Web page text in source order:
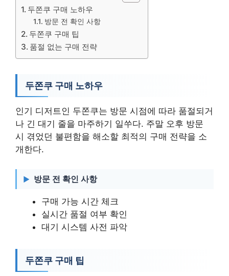
두쫀쿠 구매 노하우
방문 전 확인 사항
두쫀쿠 구매 팁
품절 없는 구매 전략
두쫀쿠 구매 노하우
인기 디저트인 두쫀쿠는 방문 시점에 따라 품절되거
나 긴 대기 줄을 마주하기 일쑤다. 주말 오후 방문
시 겪었던 불편함을 해소할 최적의 구매 전략을 소
개한다.
방문 전 확인 사항
구매 가능 시간 체크
실시간 품절 여부 확인
대기 시스템 사전 파악
두쫀쿠 구매 팁